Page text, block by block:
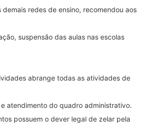
redes de ensino, recomendou aos
suspensão das aulas nas escolas
abrange todas as atividades de
atendimento do quadro administrativo.
possuem o dever legal de zelar pela